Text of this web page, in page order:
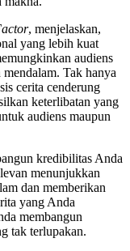
, menjelaskan,
yang lebih kuat
audiens
Tak hanya
cerita cenderung
keterlibatan yang
audiens maupun
kredibilitas Anda
menunjukkan
dan memberikan
yang Anda
membangun
tak terlupakan.